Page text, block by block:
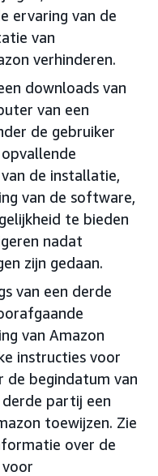
ervaring van de
van
verhinderen.
downloads van
van een
de gebruiker
de installatie,
van de software,
te bieden
nadat
zijn gedaan.
van een derde
van Amazon
instructies voor
de begindatum van
partij een
toewijzen. Zie
over de